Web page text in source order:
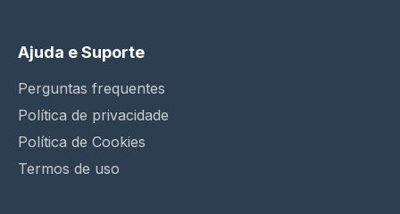
Ajuda e Suporte
Perguntas frequentes
Política de privacidade
Política de Cookies
Termos de uso